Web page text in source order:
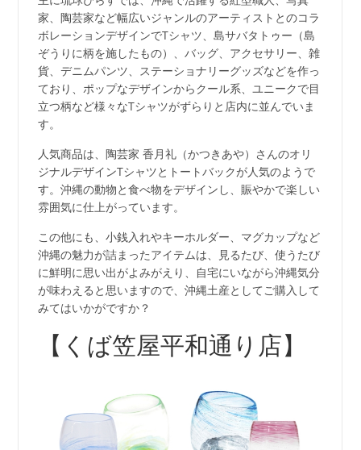
家、陶芸家など幅広いジャンルのアーティストとのコラ
ボレーションデザインでTシャツ、島サバタトゥー（島
ぞうりに柄を施したもの）、バッグ、アクセサリー、雑
貨、デニムパンツ、ステーショナリーグッズなどを作っ
ており、ポップなデザインからクール系、ユニークで目
立つ柄など様々なTシャツがずらりと店内に並んでいま
す。
人気商品は、陶芸家 香月礼（かつきあや）さんのオリ
ジナルデザインTシャツとトートバックが人気のようで
す。沖縄の動物と食べ物をデザインし、賑やかで楽しい
雰囲気に仕上がっています。
この他にも、小銭入れやキーホルダー、マグカップなど
沖縄の魅力が詰まったアイテムは、見るたび、使うたび
に鮮明に思い出がよみがえり、自宅にいながら沖縄気分
が味わえると思いますので、沖縄土産としてご購入して
みてはいかがですか？
【くば笠屋平和通り店】